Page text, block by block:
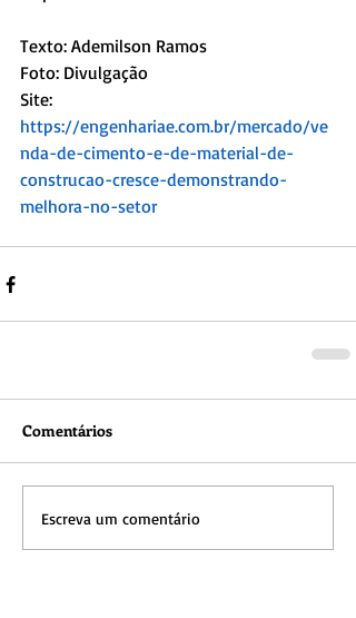
Texto: Ademilson Ramos
Foto: Divulgação
Site:
https://engenhariae.com.br/mercado/ve
nda-de-cimento-e-de-material-de-
construcao-cresce-demonstrando-
melhora-no-setor
Comentários
Escreva um comentário